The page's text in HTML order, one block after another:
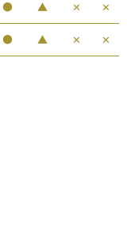
● ▲ ✕ ✕
● ▲ ✕ ✕